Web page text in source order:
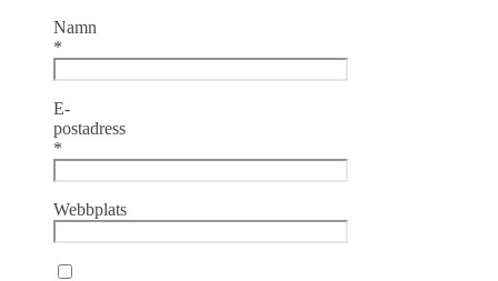
Namn
*
E-
postadress
*
Webbplats